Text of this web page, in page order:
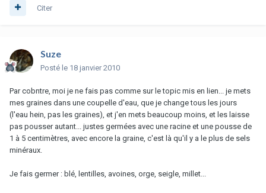
Citer
Suze
Posté le 18 janvier 2010
Par cobntre, moi je ne fais pas comme sur le topic mis en lien... je mets
mes graines dans une coupelle d'eau, que je change tous les jours
(l'eau hein, pas les graines), et j'en mets beaucoup moins, et les laisse
pas pousser autant... justes germées avec une racine et une pousse de
1 à 5 centimètres, avec encore la graine, c'est là qu'il y a le plus de sels
minéraux.
Je fais germer : blé, lentilles, avoines, orge, seigle, millet...